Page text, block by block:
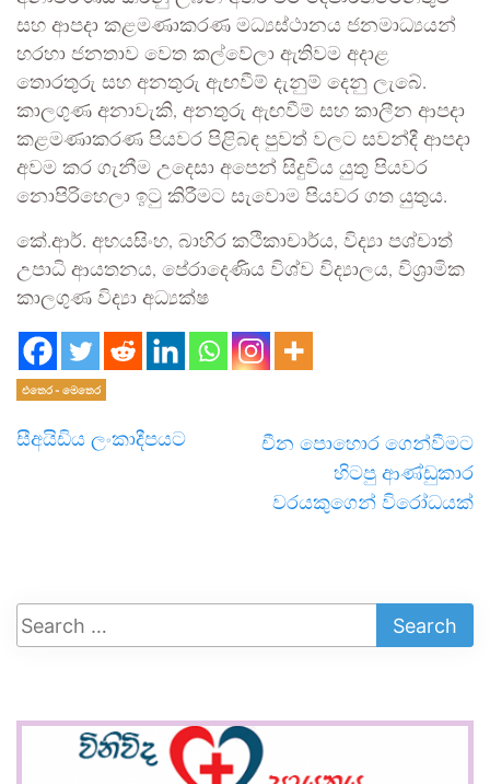
සහ ආපදා කළමණාකරණ මධ්‍යස්ථානය ජනමාධ්‍යයන්
හරහා ජනතාව වෙත කල්වේලා ඇතිවම අදාළ
තොරතුරු සහ අනතුරු ඇඟවීම් දැනුම් දෙනු ලැබේ.
කාලගුණ අනාවැකි, අනතුරු ඇඟවීම් සහ කාලීන ආපදා
කළමණාකරණ පියවර පිළිබඳ පුවත් වලට සවන්දී ආපදා
අවම කර ගැනීම උදෙසා අපෙන් සිදුවිය යුතු පියවර
නොපිරිහෙලා ඉටු කිරීමට සැවොම පියවර ගත යුතුය.
කේ.ආර්. අභයසිංහ, බාහිර කථිකාචාර්ය, විද්‍යා පශ්චාත්
උපාධි ආයතනය, පේරාදෙණිය විශ්ව විද්‍යාලය, විශ්‍රාමික
කාලගුණ විද්‍යා අධ්‍යක්ෂ
එතෙර - මෙතෙර
සීඅයිඩිය ලංකාදීපයට
චීන පොහොර ගෙන්වීමට
හිටපු ආණ්ඩුකාර
වරයකුගෙන් විරෝධයක්